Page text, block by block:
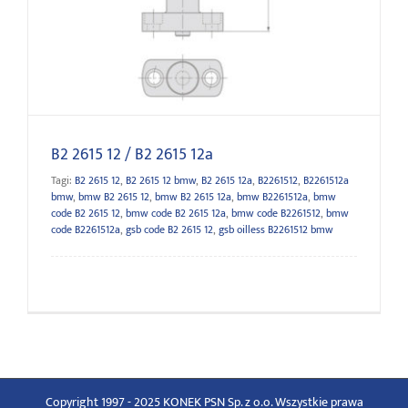
B2 2615 12 / B2 2615 12a
Tagi: B2 2615 12, B2 2615 12 bmw, B2 2615 12a, B2261512, B2261512a
bmw, bmw B2 2615 12, bmw B2 2615 12a, bmw B2261512a, bmw
code B2 2615 12, bmw code B2 2615 12a, bmw code B2261512, bmw
code B2261512a, gsb code B2 2615 12, gsb oilless B2261512 bmw
Copyright 1997 - 2025 KONEK PSN Sp. z o.o. Wszystkie prawa